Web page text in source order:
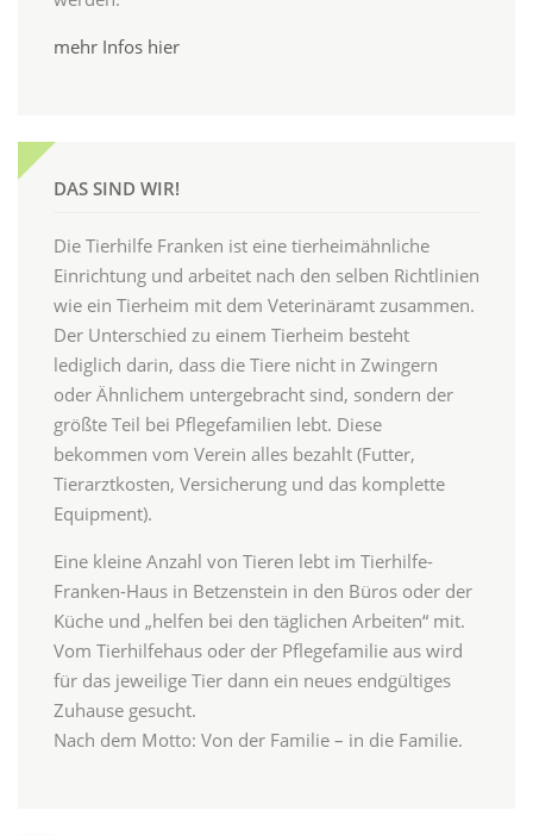
mehr Infos hier
DAS SIND WIR!
Die Tierhilfe Franken ist eine tierheimähnliche
Einrichtung und arbeitet nach den selben Richtlinien
wie ein Tierheim mit dem Veterinäramt zusammen.
Der Unterschied zu einem Tierheim besteht
lediglich darin, dass die Tiere nicht in Zwingern
oder Ähnlichem untergebracht sind, sondern der
größte Teil bei Pflegefamilien lebt. Diese
bekommen vom Verein alles bezahlt (Futter,
Tierarztkosten, Versicherung und das komplette
Equipment).
Eine kleine Anzahl von Tieren lebt im Tierhilfe-
Franken-Haus in Betzenstein in den Büros oder der
Küche und „helfen bei den täglichen Arbeiten“ mit.
Vom Tierhilfehaus oder der Pflegefamilie aus wird
für das jeweilige Tier dann ein neues endgültiges
Zuhause gesucht.
Nach dem Motto: Von der Familie – in die Familie.